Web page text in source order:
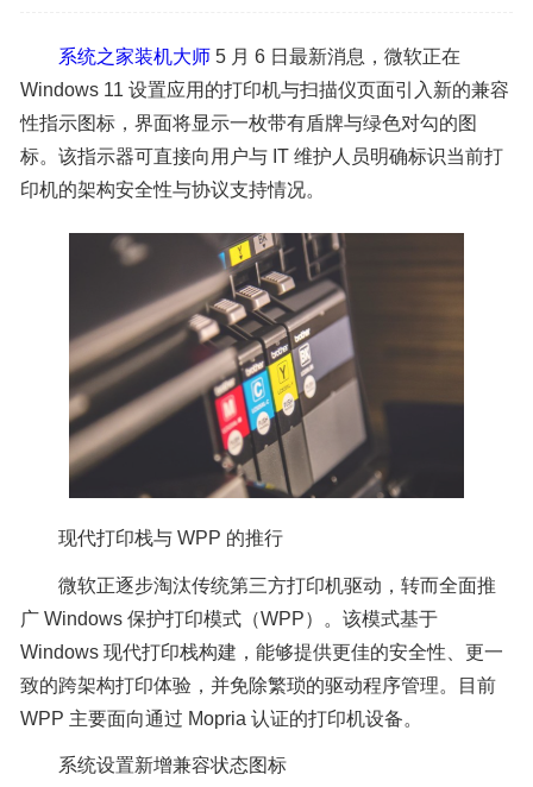
系统之家装机大师5 月 6 日最新消息，微软正在
Windows 11 设置应用的打印机与扫描仪页面引入新的兼容
性指示图标，界面将显示一枚带有盾牌与绿色对勾的图
标。该指示器可直接向用户与 IT 维护人员明确标识当前打
印机的架构安全性与协议支持情况。
现代打印栈与 WPP 的推行
微软正逐步淘汰传统第三方打印机驱动，转而全面推
广 Windows 保护打印模式（WPP）。该模式基于
Windows 现代打印栈构建，能够提供更佳的安全性、更一
致的跨架构打印体验，并免除繁琐的驱动程序管理。目前
WPP 主要面向通过 Mopria 认证的打印机设备。
系统设置新增兼容状态图标